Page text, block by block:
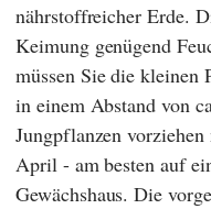
nährstoffreicher Erde.
Keimung genügend
müssen Sie die kleinen
in einem Abstand von
Jungpflanzen
April - am besten auf
Gewächshaus. Die